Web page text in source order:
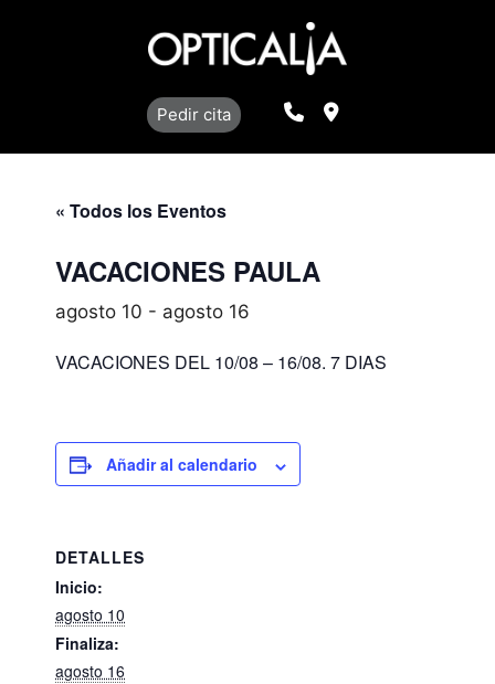
Pedir cita LlamarLocalización
« Todos los Eventos
VACACIONES PAULA
agosto 10 - agosto 16
VACACIONES DEL 10/08 – 16/08. 7 DIAS
Añadir al calendario
DETALLES
Inicio:
agosto 10
Finaliza:
agosto 16